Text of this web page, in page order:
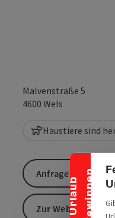
U
r
l
a
u
b
g
e
w
i
n
n
e n
Banner einklappen
Malvenstraße 5
4600 Wels
Haustiere sind
Anfrage senden
Zur Website